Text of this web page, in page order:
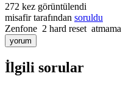
272 kez görüntülendi
misafir tarafından soruldu
Zenfone 2 hard reset atmama
İlgili sorular